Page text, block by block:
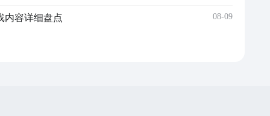
《《《《战火英...
内容详细盘点 08-09